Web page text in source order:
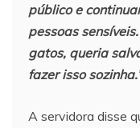
público e
pessoas
gatos, queria
fazer isso
A servidora disse